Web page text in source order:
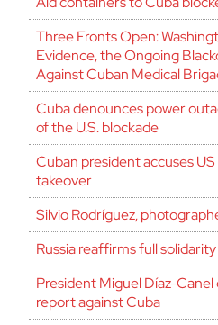
Three Fronts Open:
Evidence, the Ongoing
Against Cuban Medical
Cuba denounces power
of the U.S. blockade
Cuban president accuses
takeover
Silvio Rodríguez,
Russia reaffirms full
President Miguel Díaz-Canel
report against Cuba